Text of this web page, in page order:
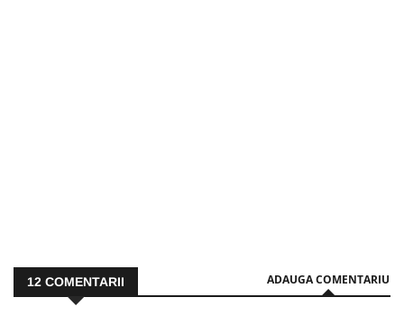
12 COMENTARII ADAUGA COMENTARIU